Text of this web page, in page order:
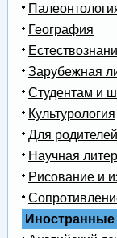
География
Зарубежная
Студентам и
Культурология
Для родителей
Научная
Рисование и
Иностранные